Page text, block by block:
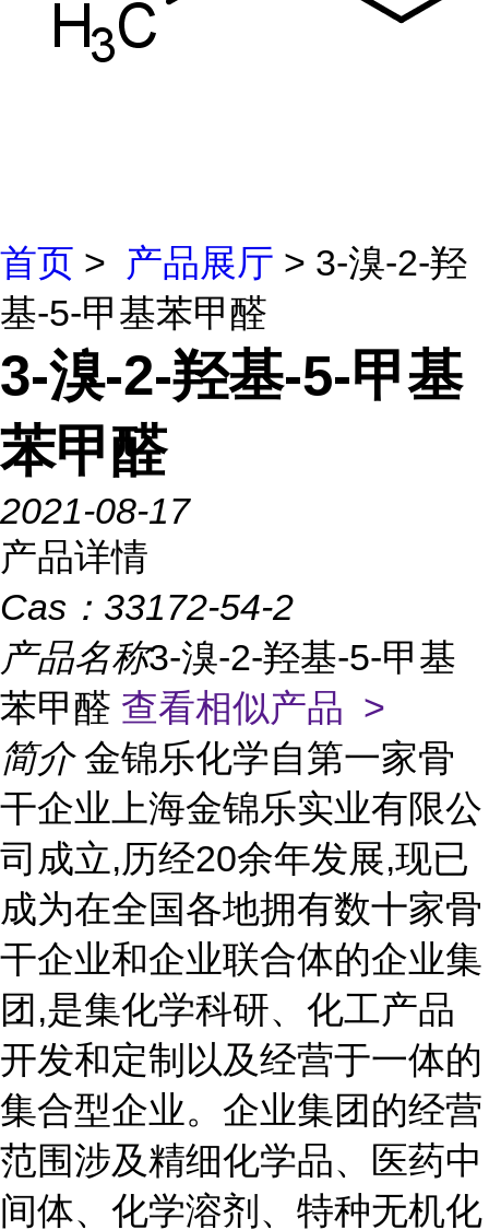
首页 > 产品展厅 > 3-溴-2-羟
基-5-甲基苯甲醛
3-溴-2-羟基-5-甲基
苯甲醛
2021-08-17
产品详情
Cas： 33172-54-2
产品名称3-溴-2-羟基-5-甲基
苯甲醛 查看相似产品 >
简介 金锦乐化学自第一家骨
干企业上海金锦乐实业有限公
司成立,历经20余年发展,现已
成为在全国各地拥有数十家骨
干企业和企业联合体的企业集
团,是集化学科研、化工产品
开发和定制以及经营于一体的
集合型企业。企业集团的经营
范围涉及精细化学品、医药中
间体、化学溶剂、特种无机化